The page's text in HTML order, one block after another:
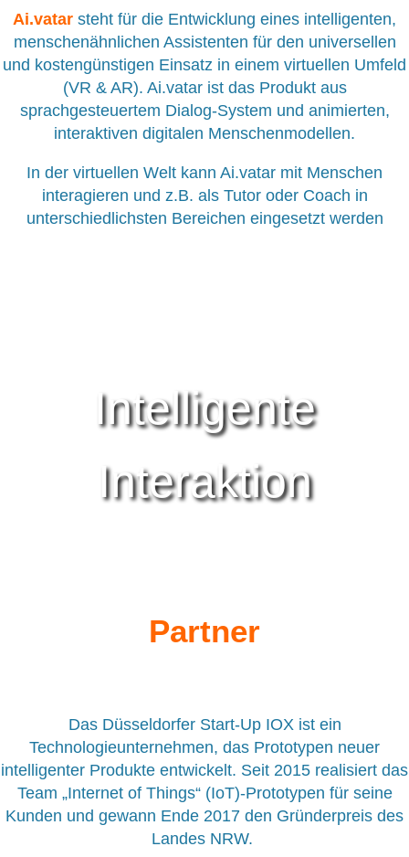
Ai.vatar steht für die Entwicklung eines intelligenten,
menschenähnlichen Assistenten für den universellen
und kostengünstigen Einsatz in einem virtuellen Umfeld
(VR & AR). Ai.vatar ist das Produkt aus
sprachgesteuertem Dialog-System und animierten,
interaktiven digitalen Menschenmodellen.
In der virtuellen Welt kann Ai.vatar mit Menschen
interagieren und z.B. als Tutor oder Coach in
unterschiedlichsten Bereichen eingesetzt werden
Intelligente
Interaktion
Partner
Das Düsseldorfer Start-Up IOX ist ein
Technologieunternehmen, das Prototypen neuer
intelligenter Produkte entwickelt. Seit 2015 realisiert das
Team „Internet of Things“ (IoT)-Prototypen für seine
Kunden und gewann Ende 2017 den Gründerpreis des
Landes NRW.